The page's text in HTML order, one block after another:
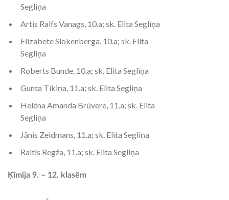
Segliņa
Artis Ralfs Vanags, 10.a; sk. Elita Segliņa
Elizabete Slokenberga, 10.a; sk. Elita
Segliņa
Roberts Bunde, 10.a; sk. Elita Segliņa
Gunta Tikiņa, 11.a; sk. Elita Segliņa
Helēna Amanda Brūvere, 11.a; sk. Elita
Segliņa
Jānis Zeidmans, 11.a; sk. Elita Segliņa
Raitis Regža, 11.a; sk. Elita Segliņa
Ķīmija 9. – 12. klasēm